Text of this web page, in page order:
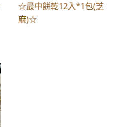
☆最中餅乾12入*1包(芝
麻)☆